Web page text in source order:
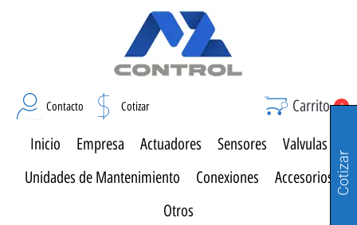
Contacto Cotizar Carrito 0
Inicio Empresa Actuadores Sensores
Valvulas
Unidades de Mantenimiento
Conexiones
Accesorios
Otros
Cotizar